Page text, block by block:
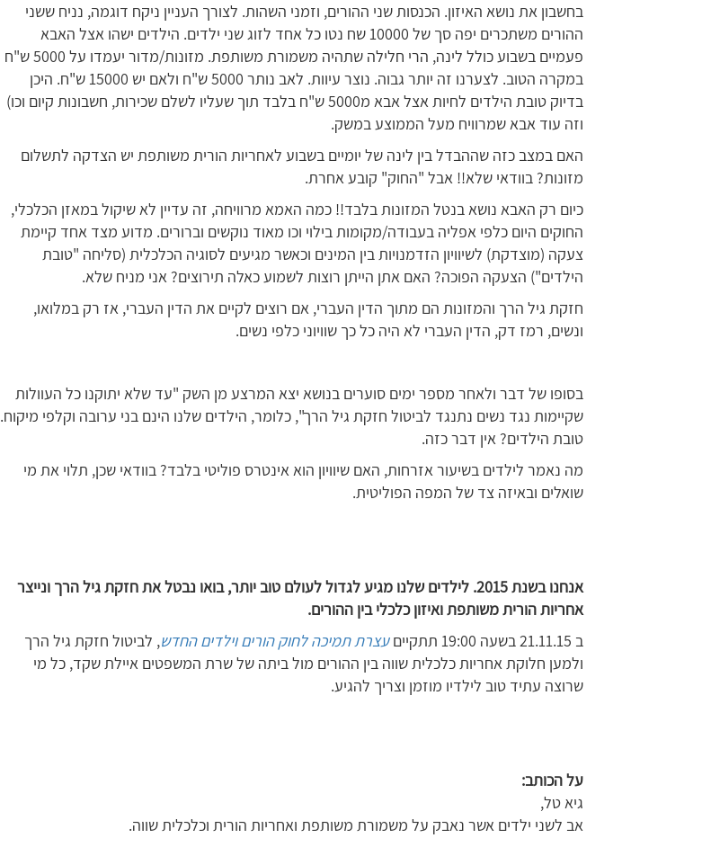
בחשבון את נושא האיזון. הכנסות שני ההורים, וזמני השהות. לצורך העניין ניקח דוגמה, נניח ששני
ההורים משתכרים יפה סך של 10000 שח נטו כל אחד לזוג שני ילדים. הילדים ישהו אצל האבא
פעמיים בשבוע כולל לינה, הרי חלילה שתהיה משמורת משותפת. מזונות/מדור יעמדו על 5000 ש"ח
במקרה הטוב. לצערנו זה יותר גבוה. נוצר עיוות. לאב נותר 5000 ש"ח ולאם יש 15000 ש"ח. היכן
בדיוק טובת הילדים לחיות אצל אבא מ5000 ש"ח בלבד תוך שעליו לשלם שכירות, חשבונות קיום וכו)
וזה עוד אבא שמרוויח מעל הממוצע במשק.
האם במצב כזה שההבדל בין לינה של יומיים בשבוע לאחריות הורית משותפת יש הצדקה לתשלום
מזונות? בוודאי שלא!! אבל "החוק" קובע אחרת.
כיום רק האבא נושא בנטל המזונות בלבד!! כמה האמא מרוויחה, זה עדיין לא שיקול במאזן הכלכלי,
החוקים היום כלפי אפליה בעבודה/מקומות בילוי וכו מאוד נוקשים וברורים. מדוע מצד אחד קיימת
צעקה (מוצדקת) לשיוויון הזדמנויות בין המינים וכאשר מגיעים לסוגיה הכלכלית (סליחה "טובת
הילדים") הצעקה הפוכה? האם אתן הייתן רוצות לשמוע כאלה תירוצים? אני מניח שלא.
חזקת גיל הרך והמזונות הם מתוך הדין העברי, אם רוצים לקיים את הדין העברי, אז רק במלואו,
ונשים, רמז דק, הדין העברי לא היה כל כך שוויוני כלפי נשים.
בסופו של דבר ולאחר מספר ימים סוערים בנושא יצא המרצע מן השק "עד שלא יתוקנו כל העוולות
שקיימות נגד נשים נתנגד לביטול חזקת גיל הרך", כלומר, הילדים שלנו הינם בני ערובה וקלפי מיקוח.
טובת הילדים? אין דבר כזה.
מה נאמר לילדים בשיעור אזרחות, האם שיוויון הוא אינטרס פוליטי בלבד? בוודאי שכן, תלוי את מי
שואלים ובאיזה צד של המפה הפוליטית.
אנחנו בשנת 2015. לילדים שלנו מגיע לגדול לעולם טוב יותר, בואו נבטל את חזקת גיל הרך ונייצר
אחריות הורית משותפת ואיזון כלכלי בין ההורים.
ב 21.11.15 בשעה 19:00 תתקיים
עצרת תמיכה לחוק הורים וילדים החדש, לביטול חזקת גיל הרך
ולמען חלוקת אחריות כלכלית שווה בין ההורים מול ביתה של שרת המשפטים איילת שקד, כל מי
שרוצה עתיד טוב לילדיו מוזמן וצריך להגיע.
על הכותב:
גיא טל,
אב לשני ילדים אשר נאבק על משמורת משותפת ואחריות הורית וכלכלית שווה.